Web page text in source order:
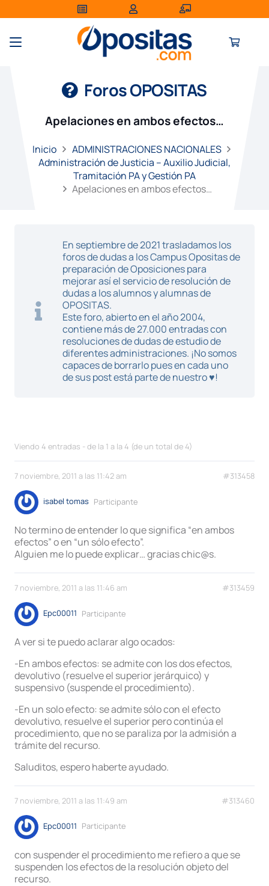
Foros OPOSITAS
Apelaciones en ambos efectos…
Inicio
ADMINISTRACIONES NACIONALES
Administración de Justicia – Auxilio Judicial,
Tramitación PA y Gestión PA
Apelaciones en ambos efectos…
En septiembre de 2021 trasladamos los
foros de dudas a los Campus Opositas de
preparación de Oposiciones para
mejorar así el servicio de resolución de
dudas a los alumnos y alumnas de
OPOSITAS.
Este foro, abierto en el año 2004,
contiene más de 27.000 entradas con
resoluciones de dudas de estudio de
diferentes administraciones. ¡No somos
capaces de borrarlo pues en cada uno
de sus post está parte de nuestro ♥!
Viendo 4 entradas - de la 1 a la 4 (de un total de 4)
7 noviembre, 2011 a las 11:42 am #313458
isabel tomas Participante
No termino de entender lo que significa “en ambos
efectos” o en “un sólo efecto”.
Alguien me lo puede explicar… gracias chic@s.
7 noviembre, 2011 a las 11:46 am #313459
Epc00011 Participante
A ver si te puedo aclarar algo ocados:
-En ambos efectos: se admite con los dos efectos,
devolutivo (resuelve el superior jerárquico) y
suspensivo (suspende el procedimiento).
-En un solo efecto: se admite sólo con el efecto
devolutivo, resuelve el superior pero continúa el
procedimiento, que no se paraliza por la admisión a
trámite del recurso.
Saluditos, espero haberte ayudado.
7 noviembre, 2011 a las 11:49 am #313460
Epc00011 Participante
con suspender el procedimiento me refiero a que se
suspenden los efectos de la resolución objeto del
recurso.